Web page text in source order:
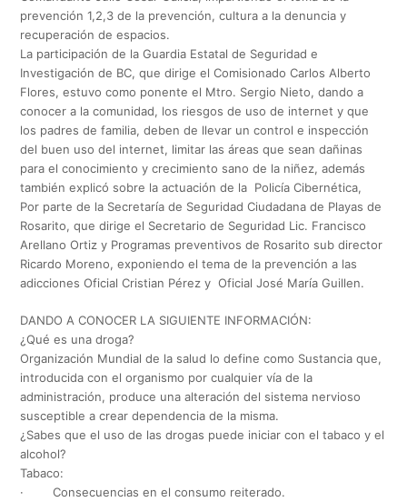
prevención 1,2,3 de la prevención, cultura a la denuncia y
recuperación de espacios.
La participación de la Guardia Estatal de Seguridad e
Investigación de BC, que dirige el Comisionado Carlos Alberto
Flores, estuvo como ponente el Mtro. Sergio Nieto, dando a
conocer a la comunidad, los riesgos de uso de internet y que
los padres de familia, deben de llevar un control e inspección
del buen uso del internet, limitar las áreas que sean dañinas
para el conocimiento y crecimiento sano de la niñez, además
también explicó sobre la actuación de la Policía Cibernética,
Por parte de la Secretaría de Seguridad Ciudadana de Playas de
Rosarito, que dirige el Secretario de Seguridad Lic. Francisco
Arellano Ortiz y Programas preventivos de Rosarito sub director
Ricardo Moreno, exponiendo el tema de la prevención a las
adicciones Oficial Cristian Pérez y Oficial José María Guillen.
DANDO A CONOCER LA SIGUIENTE INFORMACIÓN:
¿Qué es una droga?
Organización Mundial de la salud lo define como Sustancia que,
introducida con el organismo por cualquier vía de la
administración, produce una alteración del sistema nervioso
susceptible a crear dependencia de la misma.
¿Sabes que el uso de las drogas puede iniciar con el tabaco y el
alcohol?
Tabaco:
· Consecuencias en el consumo reiterado.